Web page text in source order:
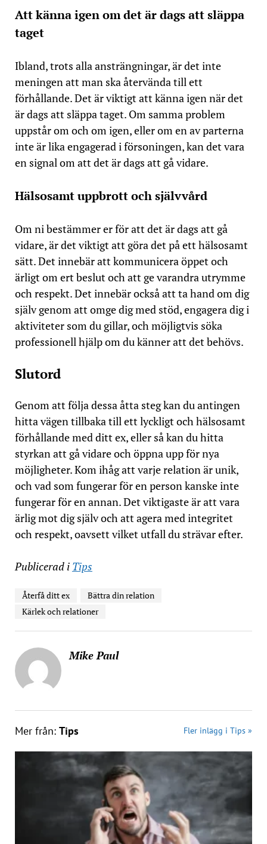
Att känna igen om det är dags att släppa
taget
Ibland, trots alla ansträngningar, är det inte
meningen att man ska återvända till ett
förhållande. Det är viktigt att känna igen när det
är dags att släppa taget. Om samma problem
uppstår om och om igen, eller om en av parterna
inte är lika engagerad i försoningen, kan det vara
en signal om att det är dags att gå vidare.
Hälsosamt uppbrott och självvård
Om ni bestämmer er för att det är dags att gå
vidare, är det viktigt att göra det på ett hälsosamt
sätt. Det innebär att kommunicera öppet och
ärligt om ert beslut och att ge varandra utrymme
och respekt. Det innebär också att ta hand om dig
själv genom att omge dig med stöd, engagera dig i
aktiviteter som du gillar, och möjligtvis söka
professionell hjälp om du känner att det behövs.
Slutord
Genom att följa dessa åtta steg kan du antingen
hitta vägen tillbaka till ett lyckligt och hälsosamt
förhållande med ditt ex, eller så kan du hitta
styrkan att gå vidare och öppna upp för nya
möjligheter. Kom ihåg att varje relation är unik,
och vad som fungerar för en person kanske inte
fungerar för en annan. Det viktigaste är att vara
ärlig mot dig själv och att agera med integritet
och respekt, oavsett vilket utfall du strävar efter.
Publicerad i Tips
Återfå ditt ex
Bättra din relation
Kärlek och relationer
Mike Paul
Mer från: Tips Fler inlägg i Tips »